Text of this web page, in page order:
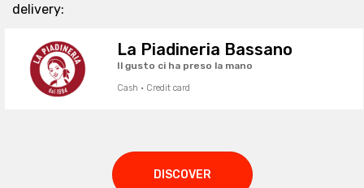
delivery:
La Piadineria Bassano
Il gusto ci ha preso la mano
Cash · Credit card
DISCOVER